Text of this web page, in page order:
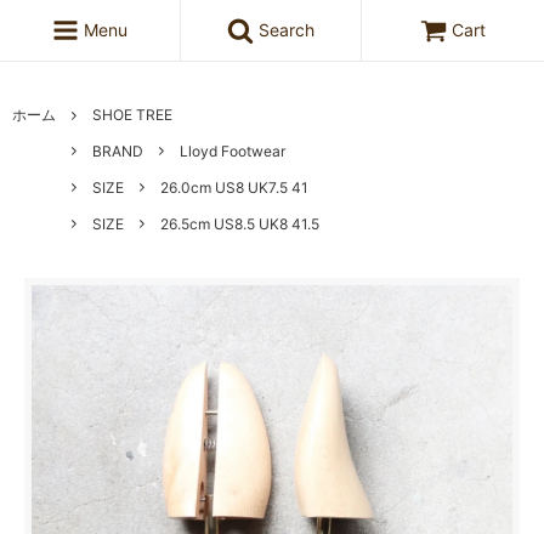
Menu Search Cart
ホーム
SHOE TREE
BRAND
Lloyd Footwear
SIZE
26.0cm US8 UK7.5 41
SIZE
26.5cm US8.5 UK8 41.5